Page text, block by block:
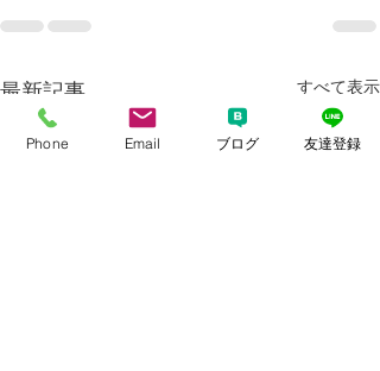
最新記事 すべて表示
Phone Email ブログ 友達登録